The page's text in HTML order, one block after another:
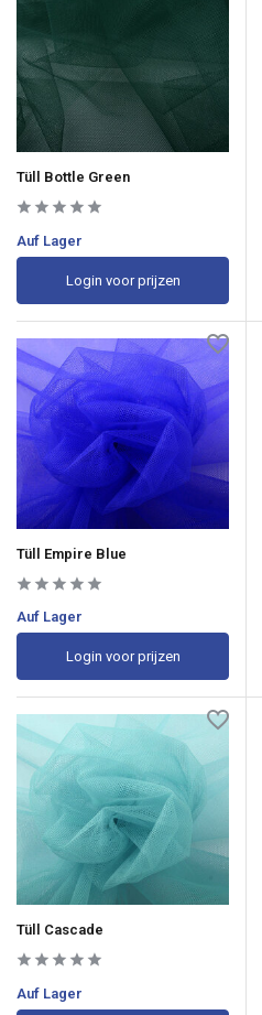
Tüll Bottle Green
Auf Lager
Login voor prijzen
Tüll Empire Blue
Auf Lager
Login voor prijzen
Tüll Cascade
Auf Lager